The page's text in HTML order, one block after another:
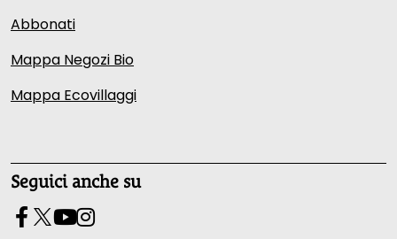
Abbonati
Mappa Negozi Bio
Mappa Ecovillaggi
Seguici anche su